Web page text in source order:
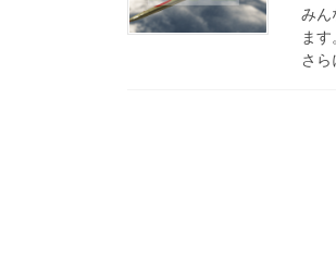
みん
ま
さ